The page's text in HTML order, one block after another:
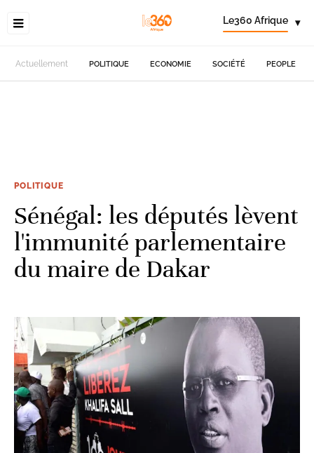
Le360 Afrique ▾
Actuellement POLITIQUE ECONOMIE SOCIÉTÉ PEOPLE
POLITIQUE
Sénégal: les députés lèvent
l'immunité parlementaire
du maire de Dakar